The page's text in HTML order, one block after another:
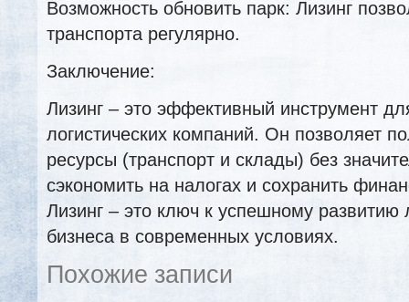
Возможность обновить парк: Лизинг
транспорта регулярно.
Заключение:
Лизинг – это эффективный инструмент
логистических компаний. Он позволяет
ресурсы (транспорт и склады) без
сэкономить на налогах и сохранить
Лизинг – это ключ к успешному развитию
бизнеса в современных условиях.
Похожие записи